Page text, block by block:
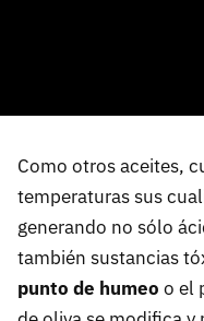
Como otros aceites,
temperaturas sus
generando no sólo
también sustancias
punto de humeo o el